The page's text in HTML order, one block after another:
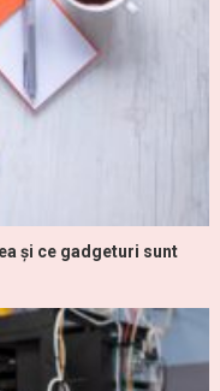
și ce gadgeturi sunt